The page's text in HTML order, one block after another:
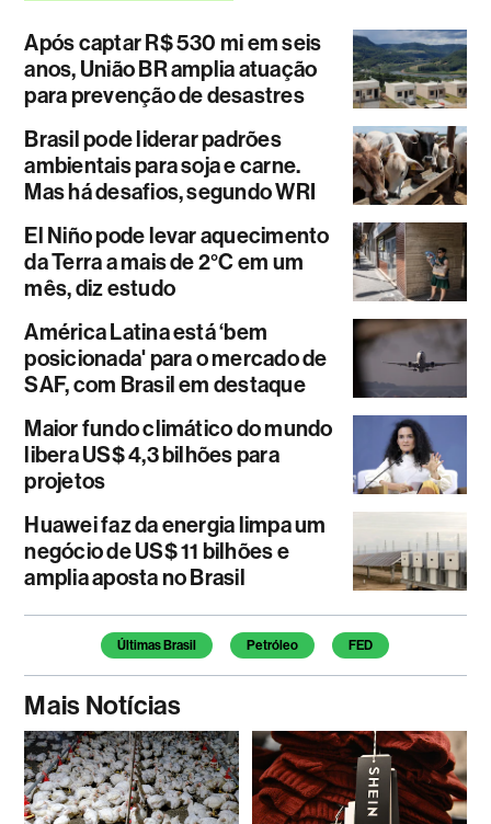
Após captar R$ 530 mi em seis
anos, União BR amplia atuação
para prevenção de desastres
Brasil pode liderar padrões
ambientais para soja e carne.
Mas há desafios, segundo WRI
El Niño pode levar aquecimento
da Terra a mais de 2°C em um
mês, diz estudo
América Latina está ‘bem
posicionada' para o mercado de
SAF, com Brasil em destaque
Maior fundo climático do mundo
libera US$ 4,3 bilhões para
projetos
Huawei faz da energia limpa um
negócio de US$ 11 bilhões e
amplia aposta no Brasil
Temas deste artigo
Últimas Brasil Petróleo FED
Mais Notícias